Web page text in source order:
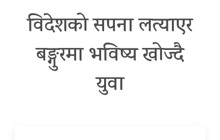
विदेशको सपना लत्याएर
बङ्गुरमा भविष्य खोज्दै
युवा